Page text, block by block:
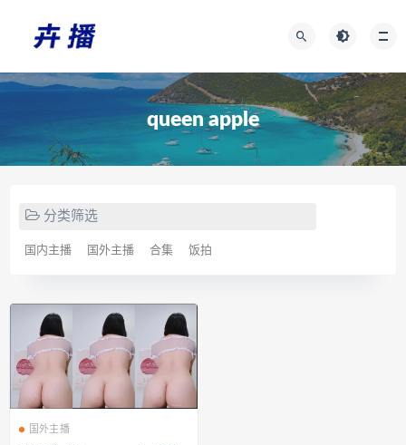
queen apple
分类筛选
国内主播 国外主播 合集 饭拍
国外主播